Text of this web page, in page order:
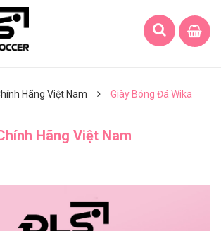
Hãng Việt Nam
Giày Bóng Đá Wika
Hãng Việt Nam